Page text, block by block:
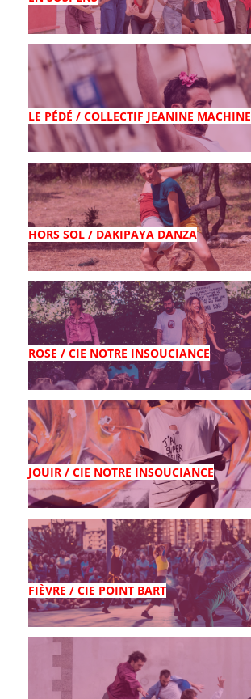
LE PÉDÉ / COLLECTIF JEANINE MACHINE
HORS SOL / DAKIPAYA DANZA
ROSE / CIE NOTRE INSOUCIANCE
JOUIR / CIE NOTRE INSOUCIANCE
FIÈVRE / CIE POINT BART